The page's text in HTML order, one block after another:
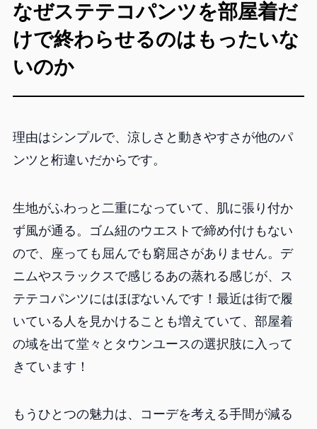
なぜステテコパンツを部屋着だ
けで終わらせるのはもったいな
いのか
理由はシンプルで、涼しさと動きやすさが他のパ
ンツと桁違いだからです。
生地がふわっと二重になっていて、肌に張り付か
ず風が通る。ゴム紐のウエストで締め付けもない
ので、座っても屈んでも窮屈さがありません。デ
ニムやスラックスで感じるあの蒸れる感じが、ス
テテコパンツにはほぼないんです！最近は街で履
いている人を見かけることも増えていて、部屋着
の域を出て堂々とタウンユースの選択肢に入って
きています！
もうひとつの魅力は、コーデを考える手間が減る